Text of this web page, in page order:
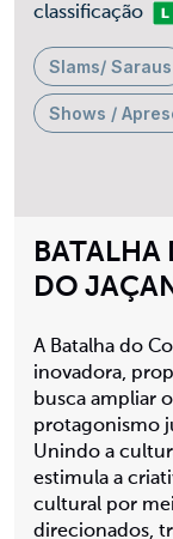
DO
A Batalha do
inovadora,
busca ampliar
protagonismo
Unindo a
estimula a
cultural por
direcionados,
classificaçãoLivre
Slams/ Saraus
Shows /